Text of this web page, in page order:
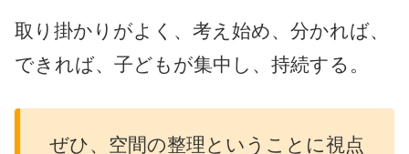
取り掛かりがよく、考え始め、分かれば、
できれば、子どもが集中し、持続する。
ぜひ、空間の整理ということに視点